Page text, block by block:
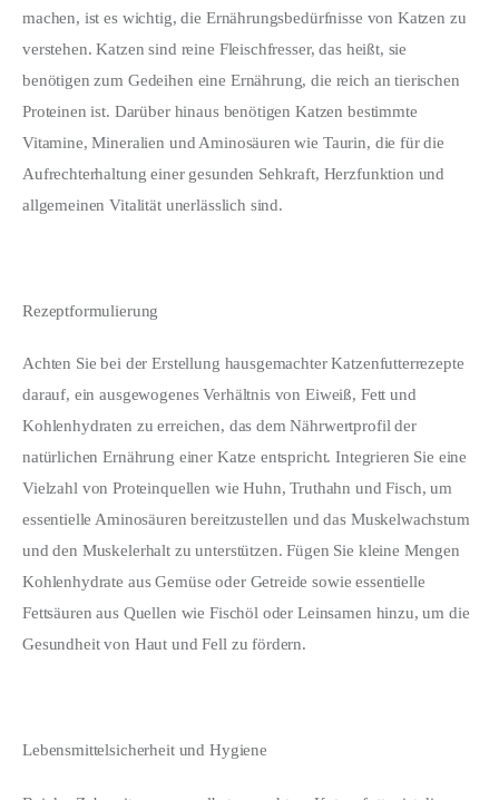
machen, ist es wichtig, die Ernährungsbedürfnisse von Katzen zu
verstehen. Katzen sind reine Fleischfresser, das heißt, sie
benötigen zum Gedeihen eine Ernährung, die reich an tierischen
Proteinen ist. Darüber hinaus benötigen Katzen bestimmte
Vitamine, Mineralien und Aminosäuren wie Taurin, die für die
Aufrechterhaltung einer gesunden Sehkraft, Herzfunktion und
allgemeinen Vitalität unerlässlich sind.
Rezeptformulierung
Achten Sie bei der Erstellung hausgemachter Katzenfutterrezepte
darauf, ein ausgewogenes Verhältnis von Eiweiß, Fett und
Kohlenhydraten zu erreichen, das dem Nährwertprofil der
natürlichen Ernährung einer Katze entspricht. Integrieren Sie eine
Vielzahl von Proteinquellen wie Huhn, Truthahn und Fisch, um
essentielle Aminosäuren bereitzustellen und das Muskelwachstum
und den Muskelerhalt zu unterstützen. Fügen Sie kleine Mengen
Kohlenhydrate aus Gemüse oder Getreide sowie essentielle
Fettsäuren aus Quellen wie Fischöl oder Leinsamen hinzu, um die
Gesundheit von Haut und Fell zu fördern.
Lebensmittelsicherheit und Hygiene